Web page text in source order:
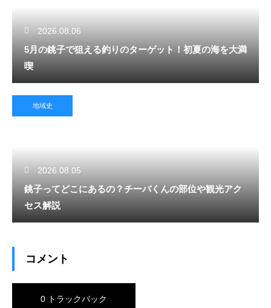
2026.08.06
5月の銚子で狙える釣りのターゲット！初夏の海を大満
喫
地域史
2026.08.05
銚子ってどこにあるの？チーバくんの部位や観光アク
セス解説
コメント
0 トラックバック